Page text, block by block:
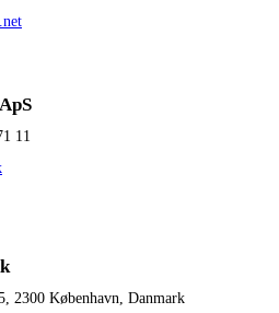
11
2300 København, Danmark